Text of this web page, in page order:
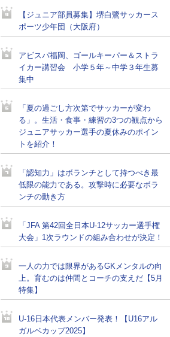
【ジュニア部員募集】堺白鷺サッカース
ポーツ少年団（大阪府）
アビスパ福岡、ゴールキーパー＆ストラ
イカー講習会 小学５年～中学３年生募
集中
「夏の過ごし方次第でサッカーが変わ
る」。生活・食事・練習の3つの観点から
ジュニアサッカー選手の夏休みのポイン
トを紹介！
「認知力」はボランチとして持つべき最
低限の能力である。攻撃時に必要なボラ
ンチの動き方
「JFA 第42回全日本U-12サッカー選手権
大会」1次ラウンドの組み合わせが決定！
一人の力では限界があるGKメンタルの向
上。育むのは仲間とコーチの支えだ【5月
特集】
U-16日本代表メンバー発表！【U16アル
ガルベカップ2025】